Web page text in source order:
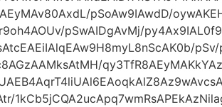
pSoAw9IAwdD/
pSwAIDgAvMj/